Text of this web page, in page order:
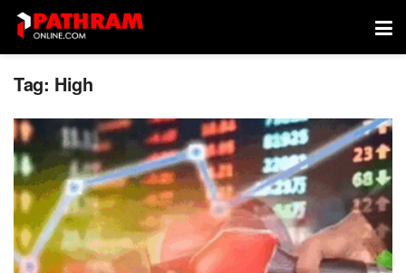
Tag: High